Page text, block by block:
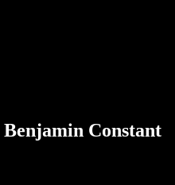
Benjamin Constant